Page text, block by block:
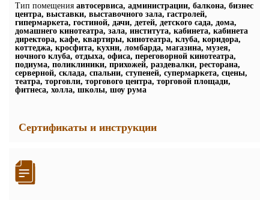
Тип помещения автосервиса, администрации, балкона, бизнес
центра, выставки, выставочного зала, гастролей,
гипермаркета, гостиной, дачи, детей, детского сада, дома,
домашнего кинотеатра, зала, института, кабинета, кабинета
директора, кафе, квартиры, кинотеатра, клуба, коридора,
коттеджа, кросфита, кухни, ломбарда, магазина, музея,
ночного клуба, отдыха, офиса, переговорной кинотеатра,
подиума, поликлиники, прихожей, раздевалки, ресторана,
серверной, склада, спальни, ступеней, супермаркета, сцены,
театра, торговли, торгового центра, торговой площади,
фитнеса, холла, школы, шоу рума
Сертификаты и инструкции